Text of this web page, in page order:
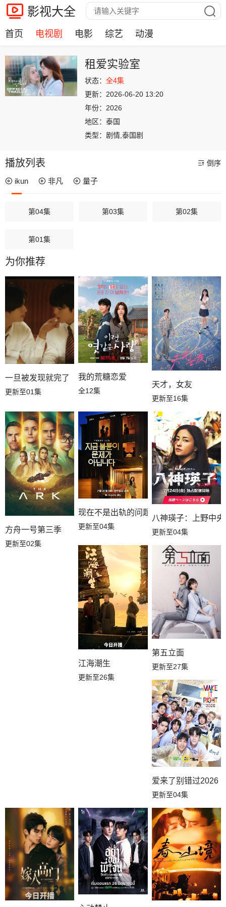
影视大全
首页 电视剧 电影 综艺 动漫
租爱实验室
状态： 全4集
更新： 2026-06-20 13:20
年份： 2026
地区： 泰国
类型： 剧情,泰国剧
播放列表 倒序
ikun 非凡 量子
第04集 第03集 第02集
第01集
为你推荐
一旦被发现就完了
更新至01集
我的荒糖恋爱
全12集
天才，女友
更新至16集
方舟一号第三季
更新至02集
现在不是出轨的问题
更新至04集
八神瑛子：上野中
更新至04集
江海潮生
更新至26集
第五立面
更新至27集
爱来了别错过2026
更新至04集